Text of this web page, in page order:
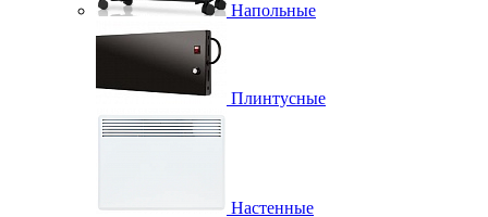
Напольные
Плинтусные
Настенные